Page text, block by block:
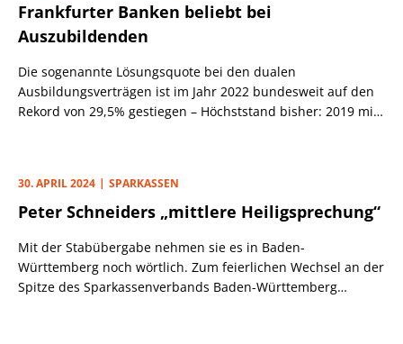
Frankfurter Banken beliebt bei
Auszubildenden
Die sogenannte Lösungsquote bei den dualen
Ausbildungsverträgen ist im Jahr 2022 bundesweit auf den
Rekord von 29,5% gestiegen – Höchststand bisher: 2019 mit
Nichtgefallen wird einfach der Betrieb oder das Metier
gewechselt.
30. APRIL 2024 SPARKASSEN
Peter Schneiders „mittlere Heiligsprechung“
Mit der Stabübergabe nehmen sie es in Baden-
Württemberg noch wörtlich. Zum feierlichen Wechsel an der
Spitze des Sparkassenverbands Baden-Württemberg